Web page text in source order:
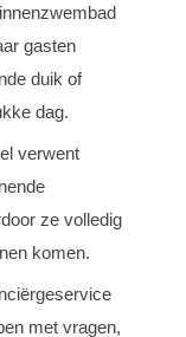
gasten
duik of
dag.
verwent
ze volledig
komen.
met vragen,